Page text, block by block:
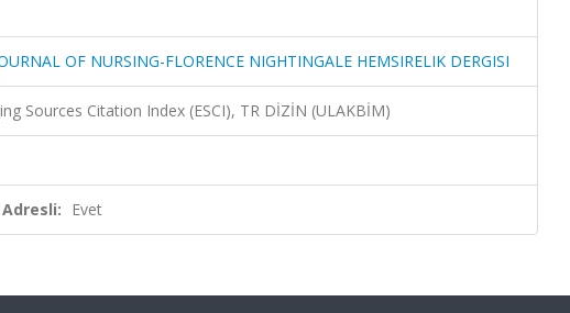
OF NURSING-FLORENCE NIGHTINGALE HEMSIRELIK DERGISI
Sources Citation Index (ESCI), TR DİZİN (ULAKBİM)
Evet